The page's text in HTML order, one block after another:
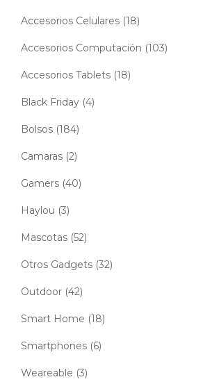
Accesorios Celulares (18)
Accesorios Computación (103)
Accesorios Tablets (18)
Black Friday (4)
Bolsos (184)
Camaras (2)
Gamers (40)
Haylou (3)
Mascotas (52)
Otros Gadgets (32)
Outdoor (42)
Smart Home (18)
Smartphones (6)
Weareable (3)